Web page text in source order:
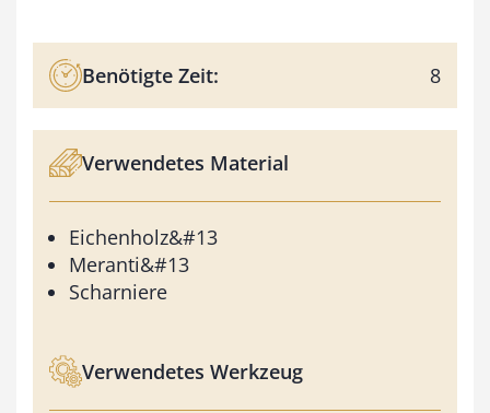
Benötigte Zeit: 8
Verwendetes Material
Eichenholz&#13
Meranti&#13
Scharniere
Verwendetes Werkzeug